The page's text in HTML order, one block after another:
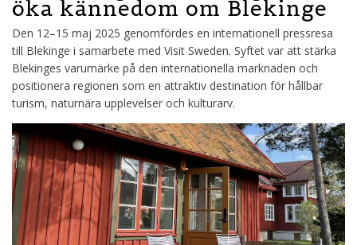
öka kännedom om Blekinge
Den 12–15 maj 2025 genomfördes en internationell pressresa
till Blekinge i samarbete med Visit Sweden. Syftet var att stärka
Blekinges varumärke på den internationella marknaden och
positionera regionen som en attraktiv destination för hållbar
turism, naturnära upplevelser och kulturarv.